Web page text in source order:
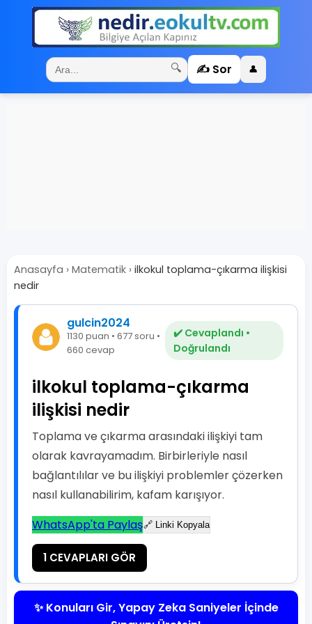
🔍 ✍️ Sor 👤
Anasayfa › Matematik › ilkokul toplama-çıkarma ilişkisi
nedir
gulcin2024
1130 puan • 677 soru •
660 cevap
✔️ Cevaplandı •
Doğrulandı
ilkokul toplama-çıkarma
ilişkisi nedir
Toplama ve çıkarma arasındaki ilişkiyi tam
olarak kavrayamadım. Birbirleriyle nasıl
bağlantılılar ve bu ilişkiyi problemler çözerken
nasıl kullanabilirim, kafam karışıyor.
WhatsApp'ta Paylaş🔗 Linki Kopyala
1 CEVAPLARI GÖR
✨ Konuları Gir, Yapay Zeka Saniyeler İçinde